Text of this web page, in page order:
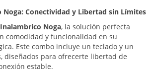
Conectividad y Libertad sin Límites
Noga, la solución perfecta
comodidad y funcionalidad en su
Este combo incluye un teclado y un
diseñados para ofrecerte libertad de
estable.